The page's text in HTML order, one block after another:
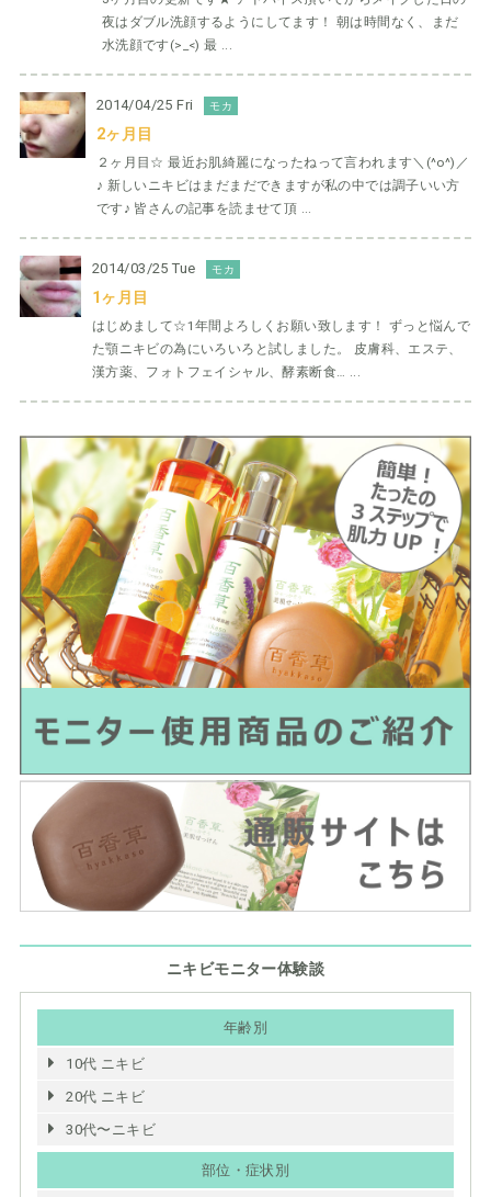
夜はダブル洗顔するようにしてます！ 朝は時間なく、まだ
水洗顔です(>_<) 最 ...
2014/04/25 Fri モカ
2ヶ月目
２ヶ月目☆ 最近お肌綺麗になったねって言われます＼(^o^)／
♪ 新しいニキビはまだまだできますが私の中では調子いい方
です♪ 皆さんの記事を読ませて頂 ...
2014/03/25 Tue モカ
1ヶ月目
はじめまして☆1年間よろしくお願い致します！ ずっと悩んで
た顎ニキビの為にいろいろと試しました。 皮膚科、エステ、
漢方薬、フォトフェイシャル、酵素断食… ...
ニキビモニター体験談
年齢別
10代 ニキビ
20代 ニキビ
30代〜ニキビ
部位・症状別